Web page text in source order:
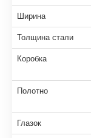
Ширина
Толщина стали
Коробка
Полотно
Глазок